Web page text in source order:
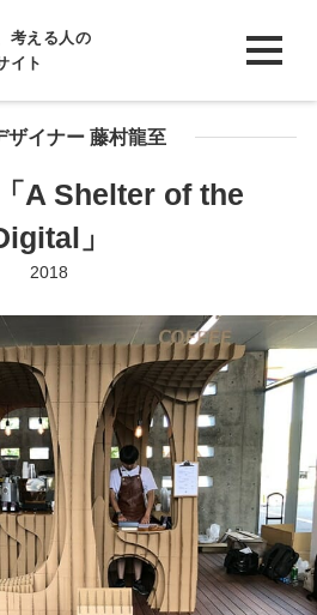
考える人の
イト
ザイナー 藤村龍至
A Shelter of the
」
2018